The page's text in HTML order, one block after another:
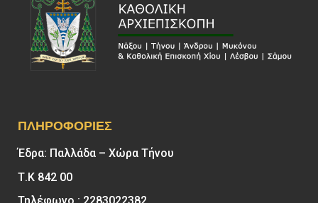
ΠΛΗΡΟΦΟΡΊΕΣ
Έδρα: Παλλάδα – Χώρα Τήνου
Τ.Κ 842 00